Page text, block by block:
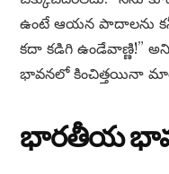
ఉంటే ఆయన పాదాలను
కదా కడిగి ఉండేవాణ్ణి!”
భావనలో కించిత్తయినా
భారతీయ